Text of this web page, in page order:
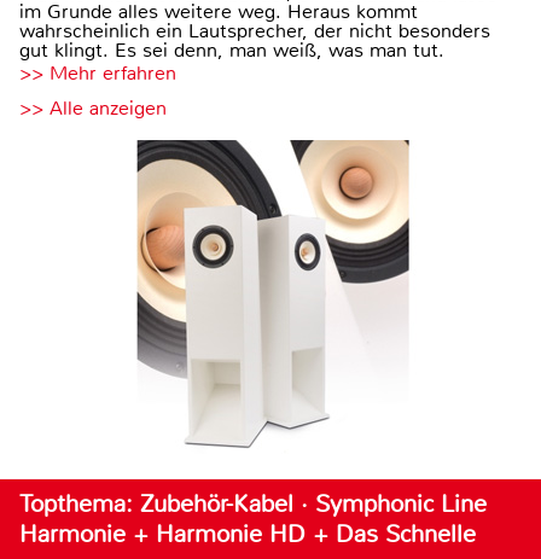
im Grunde alles weitere weg. Heraus kommt
wahrscheinlich ein Lautsprecher, der nicht besonders
gut klingt. Es sei denn, man weiß, was man tut.
>> Mehr erfahren
>> Alle anzeigen
Topthema: Zubehör-Kabel · Symphonic Line
Harmonie + Harmonie HD + Das Schnelle